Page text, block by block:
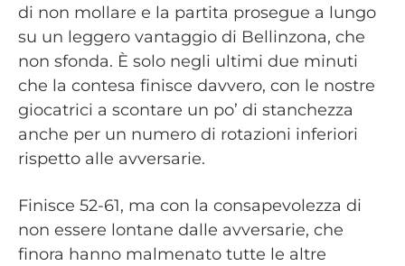
di non mollare e la partita prosegue a lungo
su un leggero vantaggio di Bellinzona, che
non sfonda. È solo negli ultimi due minuti
che la contesa finisce davvero, con le nostre
giocatrici a scontare un po’ di stanchezza
anche per un numero di rotazioni inferiori
rispetto alle avversarie.
Finisce 52-61, ma con la consapevolezza di
non essere lontane dalle avversarie, che
finora hanno malmenato tutte le altre